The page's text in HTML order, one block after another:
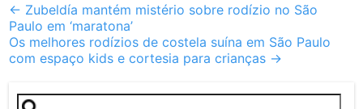
Post
navigation
← Zubeldía mantém mistério sobre rodízio no São
Paulo em ‘maratona’
Os melhores rodízios de costela suína em São Paulo
com espaço kids e cortesia para crianças →
Pesquisar